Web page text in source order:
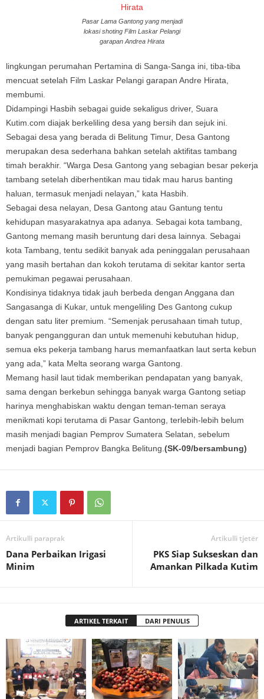
Pasar Lama Gantong yang menjadi
lokasi shoting Film Laskar Pelangi
garapan Andrea Hirata
lingkungan perumahan Pertamina di Sanga-Sanga ini, tiba-tiba
mencuat setelah Film Laskar Pelangi garapan Andre Hirata,
membumi.
Didampingi Hasbih sebagai guide sekaligus driver, Suara
Kutim.com diajak berkeliling desa yang bersih dan sejuk ini.
Sebagai desa yang berada di Belitung Timur, Desa Gantong
merupakan desa sederhana bahkan setelah aktifitas tambang
timah berakhir. “Warga Desa Gantong yang sebagian besar pekerja
tambang setelah diberhentikan mau tidak mau harus banting
haluan, termasuk menjadi nelayan,” kata Hasbih.
Sebagai desa nelayan, Desa Gantong atau Gantung tentu
kehidupan masyarakatnya apa adanya. Sebagai kota tambang,
Gantong memang masih beruntung dari desa lainnya. Sebagai
kota Tambang, tentu sedikit banyak ada peninggalan perusahaan
yang masih bertahan dan kokoh terutama di sekitar kantor serta
pemukiman pegawai perusahaan.
Kondisinya tidaknya tidak jauh berbeda dengan Anggana dan
Sangasanga di Kukar, untuk mengeliling Des Gantong cukup
dengan satu liter premium. “Semenjak perusahaan timah tutup,
banyak pengangguran dan untuk memenuhi kebutuhan hidup,
semua eks pekerja tambang harus memanfaatkan laut serta kebun
yang ada,” kata Melta seorang warga Gantong.
Memang hasil laut tidak memberikan pendapatan yang banyak,
sama dengan berkebun sehingga banyak warga Gantong setiap
harinya menghabiskan waktu dengan teman-teman seraya
menikmati kopi terutama di Pasar Gantong, terlebih-lebih belum
masih menjadi bagian Pemprov Sumatera Selatan, sebelum
menjadi bagian Pemprov Bangka Belitung. (SK-09/bersambung)
Artikulli paraprak
Dana Perbaikan Irigasi
Minim
Artikulli tjetër
PKS Siap Sukseskan dan
Amankan Pilkada Kutim
ARTIKEL TERKAIT DARI PENULIS